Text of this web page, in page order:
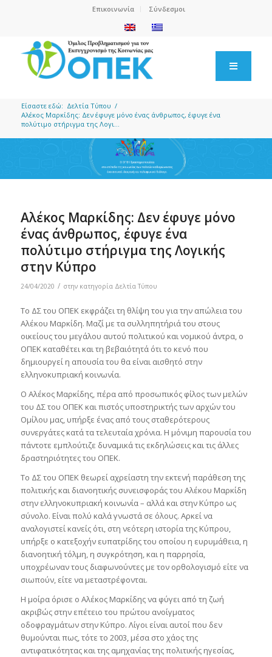
Επικοινωνία Σύνδεσμοι
Είσαστε εδώ: Δελτία Τύπου /
Αλέκος Μαρκίδης: Δεν έφυγε μόνο ένας άνθρωπος, έφυγε ένα
πολύτιμο στήριγμα της Λογι...
Αλέκος Μαρκίδης: Δεν έφυγε μόνο
ένας άνθρωπος, έφυγε ένα
πολύτιμο στήριγμα της Λογικής
στην Κύπρο
24/04/2020 / στην κατηγορία Δελτία Τύπου
Το ΔΣ του ΟΠΕΚ εκφράζει τη θλίψη του για την απώλεια του
Αλέκου Μαρκίδη. Μαζί με τα συλληπητήριά του στους
οικείους του μεγάλου αυτού πολιτικού και νομικού άντρα, ο
ΟΠΕΚ καταθέτει και τη βεβαιότητά ότι το κενό που
δημιουργεί η απουσία του θα είναι αισθητό στην
ελληνοκυπριακή κοινωνία.
Ο Αλέκος Μαρκίδης, πέρα από προσωπικός φίλος των μελών
του ΔΣ του ΟΠΕΚ και πιστός υποστηρικτής των αρχών του
Ομίλου μας, υπήρξε ένας από τους σταθερότερους
συνεργάτες κατά τα τελευταία χρόνια. Η μόνιμη παρουσία του
πάντοτε εμπλούτιζε δυναμικά τις εκδηλώσεις και τις άλλες
δραστηριότητες του ΟΠΕΚ.
Το ΔΣ του ΟΠΕΚ θεωρεί αχρείαστη την εκτενή παράθεση της
πολιτικής και διανοητικής συνεισφοράς του Αλέκου Μαρκίδη
στην ελληνοκυπριακή κοινωνία – αλλά και στην Κύπρο ως
σύνολο. Είναι πολύ καλά γνωστά σε όλους. Αρκεί να
αναλογιστεί κανείς ότι, στη νεότερη ιστορία της Κύπρου,
υπήρξε ο κατεξοχήν ευπατρίδης του οποίου η ευρυμάθεια, η
διανοητική τόλμη, η συγκρότηση, και η παρρησία,
υποχρέωναν τους διαφωνούντες με τον ορθολογισμό είτε να
σιωπούν, είτε να μεταστρέφονται.
Η μοίρα όρισε ο Αλέκος Μαρκίδης να φύγει από τη ζωή
ακριβώς στην επέτειο του πρώτου ανοίγματος
οδοφραγμάτων στην Κύπρο. Λίγοι είναι αυτοί που δεν
θυμούνται πως, τότε το 2003, μέσα στο χάος της
αντιφατικότητας και της αμηχανίας της πολιτικής ηγεσίας,